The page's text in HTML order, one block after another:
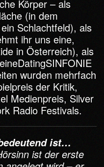
Körper – als
(in dem
Schlachtfeld), als
ihr uns eine,
in Österreich), als
wurden mehrfach
der Kritik,
Medienpreis, Silver
Radio Festivals.
ist…
ist der erste